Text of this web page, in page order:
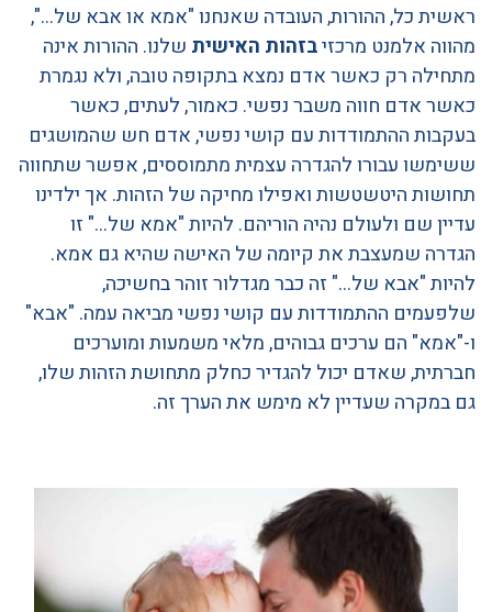
ראשית כל, ההורות, העובדה שאנחנו "אמא או אבא של…",
מהווה אלמנט מרכזיבזהות האישית שלנו. ההורות אינה
מתחילה רק כאשר אדם נמצא בתקופה טובה, ולא נגמרת
כאשר אדם חווה משבר נפשי. כאמור, לעתים, כאשר
בעקבות ההתמודדות עם קושי נפשי, אדם חש שהמושגים
ששימשו עבורו להגדרה עצמית מתמוססים, אפשר שתחווה
תחושות היטשטשות ואפילו מחיקה של הזהות. אך ילדינו
עדיין שם ולעולם נהיה הוריהם. להיות "אמא של…" זו
הגדרה שמעצבת את קיומה של האישה שהיא גם אמא.
להיות "אבא של…" זה כבר מגדלור זוהר בחשיכה,
שלפעמים ההתמודדות עם קושי נפשי מביאה עמה. "אבא"
ו-"אמא" הם ערכים גבוהים, מלאי משמעות ומוערכים
חברתית, שאדם יכול להגדיר כחלק מתחושת הזהות שלו,
גם במקרה שעדיין לא מימש את הערך זה.